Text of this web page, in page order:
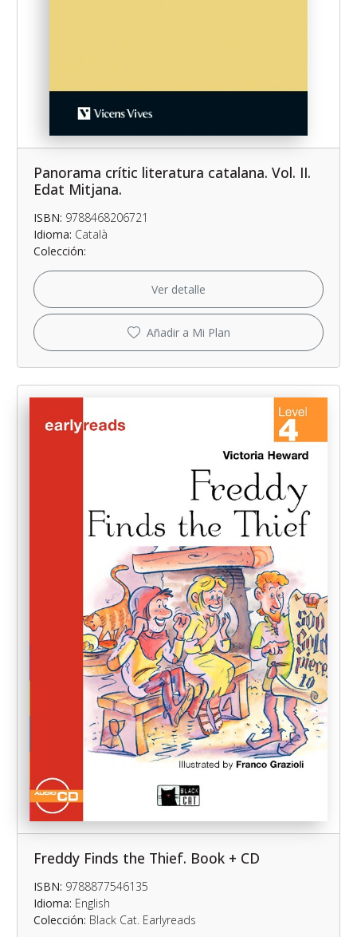
Panorama crític literatura catalana. Vol. II.
Edat Mitjana.
ISBN: 9788468206721
Idioma: Català
Colección:
Ver detalle
Añadir a Mi Plan
Freddy Finds the Thief. Book + CD
ISBN: 9788877546135
Idioma: English
Colección: Black Cat. Earlyreads